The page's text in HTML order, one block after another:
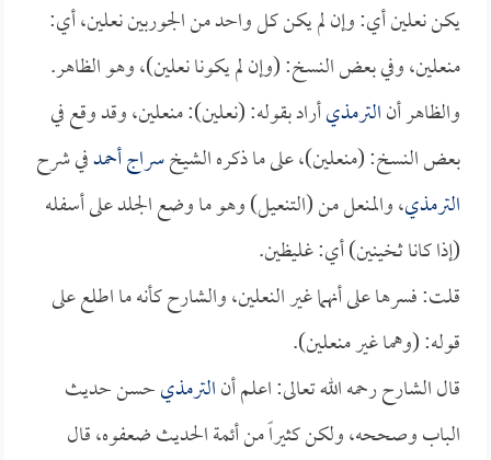
يكن نعلين أي: وإن لم يكن كل واحد من الجوربين نعلين، أي:
منعلين، وفي بعض النسخ: (وإن لم يكونا نعلين)، وهو الظاهر.
والظاهر أنالترمذيأراد بقوله: (نعلين): منعلين، وقد وقع في
بعض النسخ: (منعلين)، على ما ذكره الشيخسراج أحمدفي شرح
الترمذي، والمنعل من (التنعيل) وهو ما وضع الجلد على أسفله
(إذا كانا ثخينين) أي: غليظين.
قلت: فسرها على أنهما غير النعلين، والشارح كأنه ما اطلع على
قوله: (وهما غير منعلين).
قال الشارح رحمه الله تعالى: اعلم أنالترمذيحسن حديث
الباب وصححه، ولكن كثيراً من أئمة الحديث ضعفوه، قال